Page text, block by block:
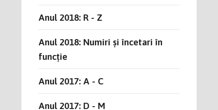
Anul 2018: R - Z
Anul 2018: Numiri și încetari în
funcție
Anul 2017: A - C
Anul 2017: D - M